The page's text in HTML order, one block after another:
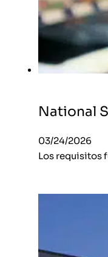
National
03/24/2026
Los requisitos